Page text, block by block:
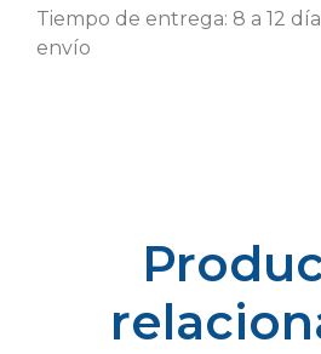
Tiempo de entrega: 8 a 12
envío